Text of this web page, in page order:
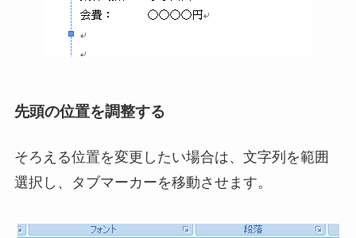
先頭の位置を調整する
そろえる位置を変更したい場合は、文字列を範囲
選択し、タブマーカーを移動させます。